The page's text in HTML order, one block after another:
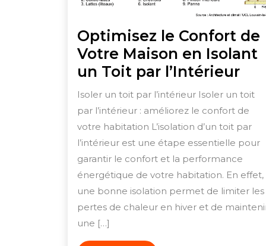
Optimisez le Confort de
Votre Maison en Isolant
un Toit par l’Intérieur
le
de
en
un
Isoler un toit par l’intérieur Isoler un toit
par l’intérieur : améliorez le confort de
votre habitation L’isolation d’un toit par
l’intérieur est une étape essentielle pour
garantir le confort et la performance
énergétique de votre habitation. En effet,
une bonne isolation permet de limiter les
pertes de chaleur en hiver et de
une […]